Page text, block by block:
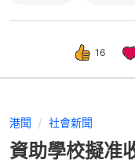
16
港聞 社會新聞
資助學校擬准